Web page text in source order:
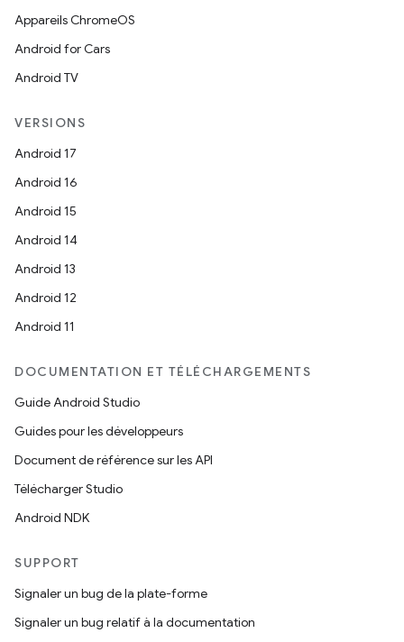
Appareils ChromeOS
Android for Cars
Android TV
VERSIONS
Android 17
Android 16
Android 15
Android 14
Android 13
Android 12
Android 11
DOCUMENTATION ET TÉLÉCHARGEMENTS
Guide Android Studio
Guides pour les développeurs
Document de référence sur les API
Télécharger Studio
Android NDK
SUPPORT
Signaler un bug de la plate-forme
Signaler un bug relatif à la documentation